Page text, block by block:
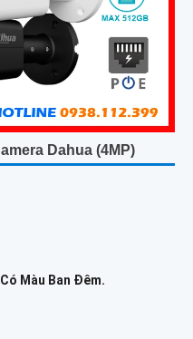
Dahua (4MP)
Màu Ban Ðêm.